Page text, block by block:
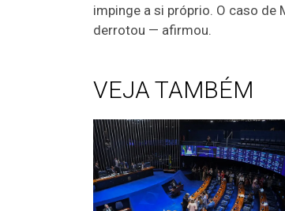
impinge a si próprio. O caso
derrotou — afirmou.
VEJA TAMBÉM